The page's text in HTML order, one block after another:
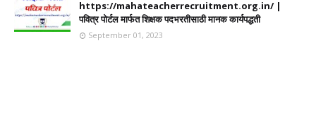
https://mahateacherrecruitment.org.in/ |
पवित्र पोर्टल मार्फत शिक्षक पदभरतीसाठी मानक कार्यपद्धती
September 01, 2023